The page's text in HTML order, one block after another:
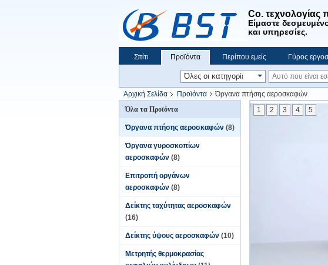
Co.
Είμαστε
και υπηρεσίες.
Σπίτι Προϊόντα Περίπου εμείς Γύρος
Αρχική Σελίδα Προϊόντα
Όργανα πτήσης αεροσκαφών
Όλα τα Προϊόντα
Όργανα πτήσης αεροσκαφών (8)
Όργανα γυροσκοπίων
αεροσκαφών (8)
Επιτροπή οργάνων
αεροσκαφών (8)
Δείκτης ταχύτητας αεροσκαφών
(16)
Δείκτης ύψους αεροσκαφών (10)
Μετρητής θερμοκρασίας
1 2 3 4 5